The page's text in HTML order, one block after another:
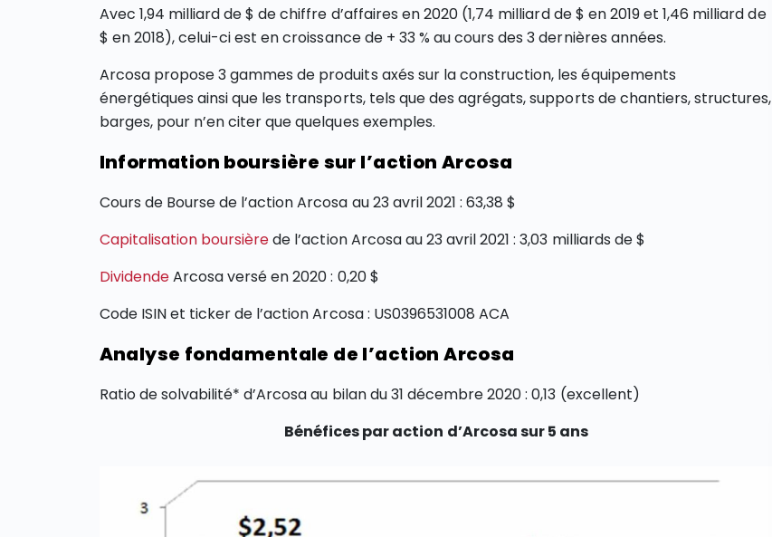
Avec 1,94 milliard de $ de chiffre d’affaires en 2020 (1,74 milliard de $ en 2019 et 1,46 milliard de
$ en 2018), celui-ci est en croissance de + 33 % au cours des 3 dernières années.
Arcosa propose 3 gammes de produits axés sur la construction, les équipements
énergétiques ainsi que les transports, tels que des agrégats, supports de chantiers, structures,
barges, pour n’en citer que quelques exemples.
Information boursière sur l’action Arcosa
Cours de Bourse de l’action Arcosa au 23 avril 2021 : 63,38 $
Capitalisation boursièrede l’action Arcosa au 23 avril 2021 : 3,03 milliards de $
DividendeArcosa versé en 2020 : 0,20 $
Code ISIN et ticker de l’action Arcosa : US0396531008 ACA
Analyse fondamentale de l’action Arcosa
Ratio de solvabilité* d’Arcosa au bilan du 31 décembre 2020 : 0,13 (excellent)
Bénéfices par action d’Arcosa sur 5 ans